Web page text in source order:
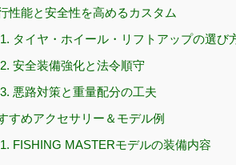
性能と安全性を高めるカスタム
タイヤ・ホイール・リフトアップの選び
安全装備強化と法令順守
悪路対策と重量配分の工夫
すめアクセサリー＆モデル例
FISHING MASTERモデルの装備内容